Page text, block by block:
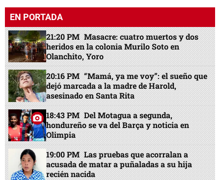
EN PORTADA
21:20 PM Masacre: cuatro muertos y dos
heridos en la colonia Murilo Soto en
Olanchito, Yoro
20:16 PM “Mamá, ya me voy”: el sueño que
dejó marcada a la madre de Harold,
asesinado en Santa Rita
18:43 PM Del Motagua a segunda,
hondureño se va del Barça y noticia en
Olimpia
19:00 PM Las pruebas que acorralan a
acusada de matar a puñaladas a su hija
recién nacida